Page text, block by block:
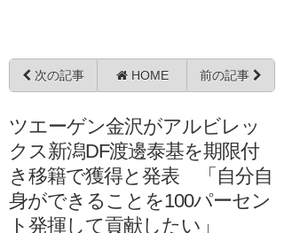
次の記事 HOME 前の記事
ツエーゲン金沢がアルビレッ
クス新潟DF渡邊泰基を期限付
き移籍で獲得と発表 「自分自
身ができることを100パーセン
ト発揮して貢献したい」